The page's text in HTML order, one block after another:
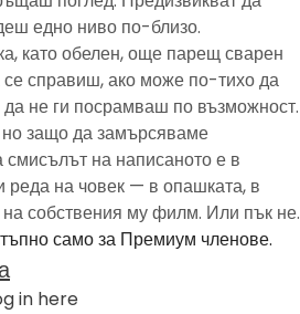
едно ниво по-близо.
като обелен, още парещ сварен
справиш, ако може по-тихо да
не ги посрамваш по възможност.
защо да замърсяваме
на написаното е в
реда на човек — в опашката, в
собствения му филм. Или пък не.
само за Премиум членове.
in here